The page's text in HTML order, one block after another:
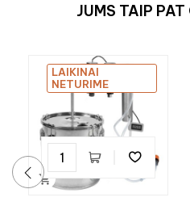
JUMS TAIP

LAIKINAI
NETURIME